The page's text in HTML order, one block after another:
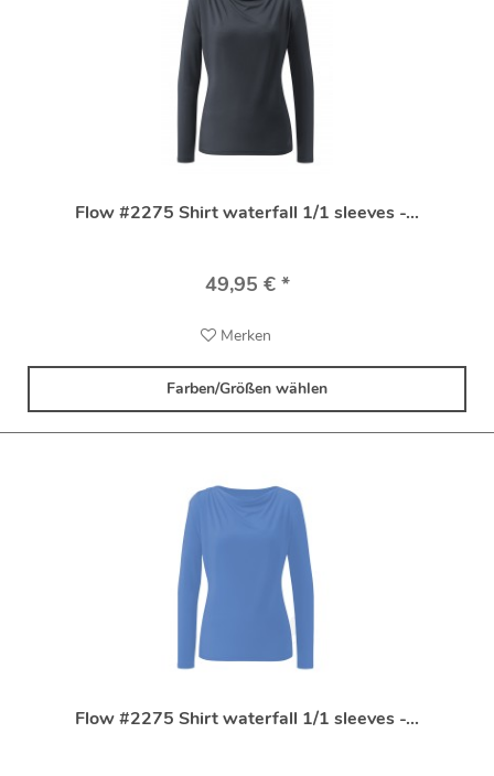
Flow #2275 Shirt waterfall 1/1 sleeves -...
49,95 € *
Merken
Farben/Größen wählen
Flow #2275 Shirt waterfall 1/1 sleeves -...